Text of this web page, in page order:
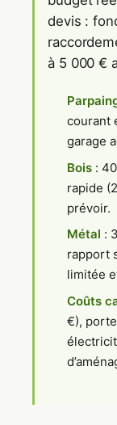
devis :
à 5 000 €
courant
garage
Bois :
rapide
prévoir.
Métal :
rapport
limitée
Coûts
€),